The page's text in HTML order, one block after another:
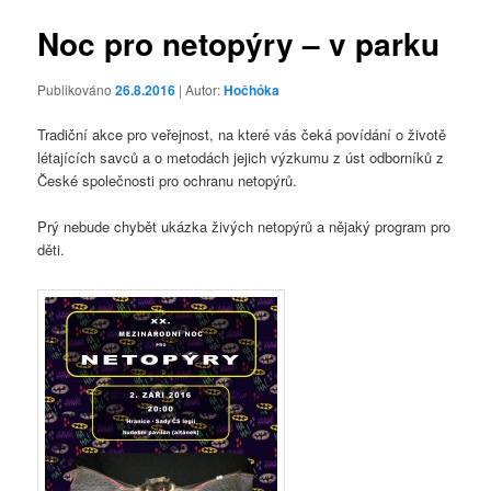
Noc pro netopýry – v parku
Publikováno26.8.2016 | Autor:Hočhóka
Tradiční akce pro veřejnost, na které vás čeká povídání o životě
létajících savců a o metodách jejich výzkumu z úst odborníků z
České společnosti pro ochranu netopýrů.
Prý nebude chybět ukázka živých netopýrů a nějaký program pro
děti.